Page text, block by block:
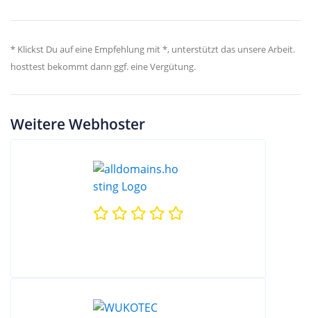
* Klickst Du auf eine Empfehlung mit *, unterstützt das unsere Arbeit.
hosttest bekommt dann ggf. eine Vergütung.
Weitere Webhoster